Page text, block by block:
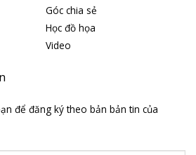
Góc chia sẻ
Học đồ họa
Video
để đăng ký theo bản bản tin của